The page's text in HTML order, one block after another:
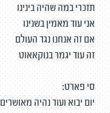
תזכרי במה שהיה בינינו
אני עוד מאמין בשנינו
אם זה אנחנו נגד העולם
זה עוד יגמר בנוקאאוט
סי פארט:
יום יבוא ועוד נהיה מאושרים